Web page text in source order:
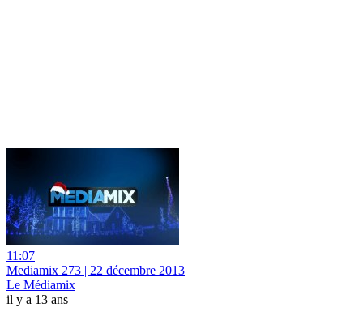
11:07
Mediamix 273 | 22 décembre 2013
Le Médiamix
il y a 13 ans